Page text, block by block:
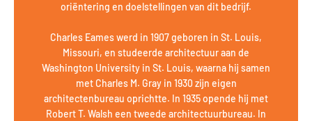
oriëntering en doelstellingen van dit bedrijf.
Charles Eames werd in 1907 geboren in St. Louis,
Missouri, en studeerde architectuur aan de
Washington University in St. Louis, waarna hij samen
met Charles M. Gray in 1930 zijn eigen
architectenbureau oprichtte. In 1935 opende hij met
Robert T. Walsh een tweede architectuurbureau. In